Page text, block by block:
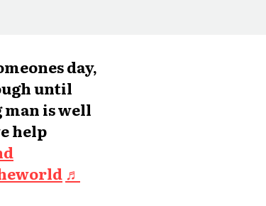
day,
until
man is well
help
♬